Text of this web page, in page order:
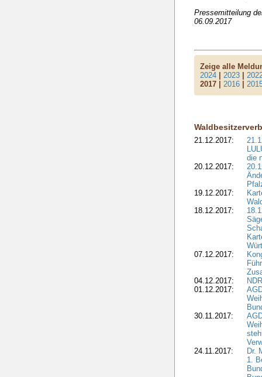
Pressemitteilung
06.09.2017
Zeige alle
2024 |2023 |
2017 |2016 |
21.12.2017:
die
20.12.2017:
19.12.2017:
18.12.2017:
07.12.2017:
04.12.2017:
01.12.2017:
30.11.2017:
24.11.2017:
Dr.
1.